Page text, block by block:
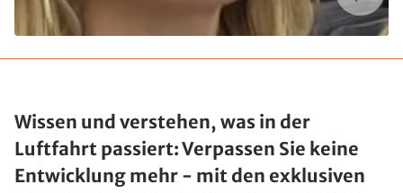
Wissen und verstehen, was in der
Luftfahrt passiert: Verpassen Sie keine
Entwicklung mehr - mit den exklusiven